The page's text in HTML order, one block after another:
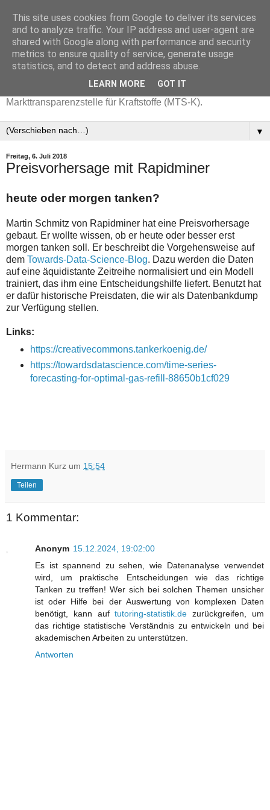
Aktuelle Benzinpreise mit Daten der
Markttransparenzstelle für Kraftstoffe (MTS-K).
▼
Freitag, 6. Juli 2018
Preisvorhersage mit Rapidminer
heute oder morgen tanken?
Martin Schmitz von Rapidminer hat eine Preisvorhersage
gebaut. Er wollte wissen, ob er heute oder besser erst
morgen tanken soll. Er beschreibt die Vorgehensweise auf
dem Towards-Data-Science-Blog. Dazu werden die Daten
auf eine äquidistante Zeitreihe normalisiert und ein Modell
trainiert, das ihm eine Entscheidungshilfe liefert. Benutzt hat
er dafür historische Preisdaten, die wir als Datenbankdump
zur Verfügung stellen.
Links:
https://creativecommons.tankerkoenig.de/
https://towardsdatascience.com/time-series-
forecasting-for-optimal-gas-refill-88650b1cf029
Hermann Kurz um 15:54
Teilen
1 Kommentar:
Anonym 15.12.2024, 19:02:00
Es ist spannend zu sehen, wie Datenanalyse verwendet
wird, um praktische Entscheidungen wie das richtige
Tanken zu treffen! Wer sich bei solchen Themen unsicher
ist oder Hilfe bei der Auswertung von komplexen Daten
benötigt, kann auftutoring-statistik.de zurückgreifen, um
das richtige statistische Verständnis zu entwickeln und bei
akademischen Arbeiten zu unterstützen.
Antworten
This site uses cookies from Google to deliver its services
and to analyze traffic. Your IP address and user-agent are
shared with Google along with performance and security
metrics to ensure quality of service, generate usage
statistics, and to detect and address abuse.
LEARN MORE GOT IT